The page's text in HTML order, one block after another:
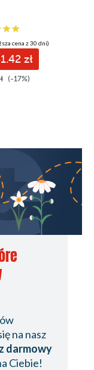
cena z 30 dni)
zł
(-17%)
na nasz
darmowy
Ciebie!